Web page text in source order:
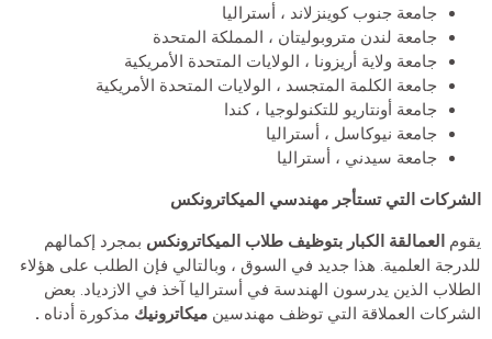
جامعة جنوب كوينزلاند ، أستراليا
جامعة لندن متروبوليتان ، المملكة المتحدة
جامعة ولاية أريزونا ، الولايات المتحدة الأمريكية
جامعة الكلمة المتجسد ، الولايات المتحدة الأمريكية
جامعة أونتاريو للتكنولوجيا ، كندا
جامعة نيوكاسل ، أستراليا
جامعة سيدني ، أستراليا
الشركات التي تستأجر مهندسي الميكاترونكس
يقوم العمالقة الكبار بتوظيف طلاب الميكاترونكسبمجرد إكمالهم
للدرجة العلمية. هذا جديد في السوق ، وبالتالي فإن الطلب على هؤلاء
الطلاب الذين يدرسون الهندسة في أستراليا آخذ في الازدياد. بعض
الشركات العملاقة التي توظف مهندسين ميكاترونيكمذكورة أدناه .